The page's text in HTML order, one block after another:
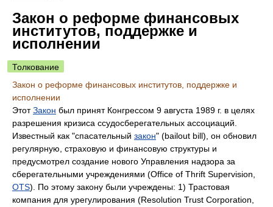
Закон о реформе финансовых
институтов, поддержке и
исполнении
Толкование
Закон о реформе финансовых институтов, поддержке и
исполнении
ЭтотЗакон был принят Конгрессом 9 августа 1989 г. в целях
разрешения кризиса ссудосберегательных ассоциаций.
Известный как "спасательный закон" (bailout bill), он обновил
регулярную, страховую и финансовую структуры и
предусмотрел создание нового Управления надзора за
сберегательными учреждениями (Office of Thrift Supervision,
OTS). По этому закону были учреждены: 1) Трастовая
компания для урегулирования (Resolution Trust Corporation,